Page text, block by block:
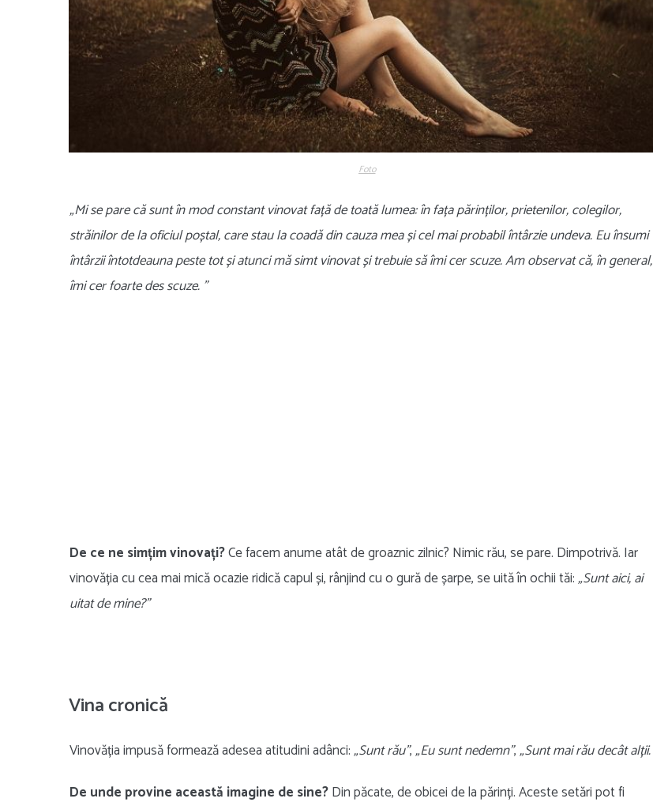
Foto
„Mi se pare că sunt în mod constant vinovat față de toată lumea: în fața părinților, prietenilor, colegilor,
străinilor de la oficiul poștal, care stau la coadă din cauza mea și cel mai probabil întârzie undeva. Eu însumi
întârzii întotdeauna peste tot și atunci mă simt vinovat și trebuie să îmi cer scuze. Am observat că, în general,
îmi cer foarte des scuze. ”
De ce ne simțim vinovați?Ce facem anume atât de groaznic zilnic? Nimic rău, se pare. Dimpotrivă. Iar
vinovăția cu cea mai mică ocazie ridică capul și, rânjind cu o gură de șarpe, se uită în ochii tăi:„Sunt aici, ai
uitat de mine?”
Vina cronică
Vinovăția impusă formează adesea atitudini adânci:„Sunt rău”,„Eu sunt nedemn”,„Sunt mai rău decât alții.
De unde provine această imagine de sine?Din păcate, de obicei de la părinți. Aceste setări pot fi